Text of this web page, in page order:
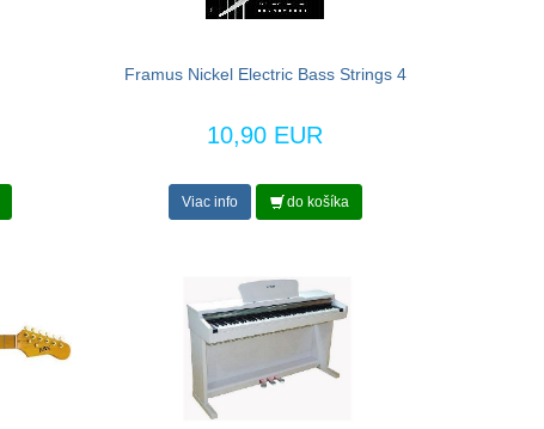
Framus Nickel Electric Bass Strings 4
10,90 EUR
Viac info do košíka